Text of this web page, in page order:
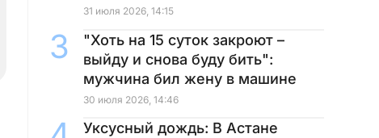
31 июля 2026, 14:15
"Хоть на 15 суток закроют –
выйду и снова буду бить":
мужчина бил жену в машине
30 июля 2026, 14:46
Уксусный дождь: В Астане